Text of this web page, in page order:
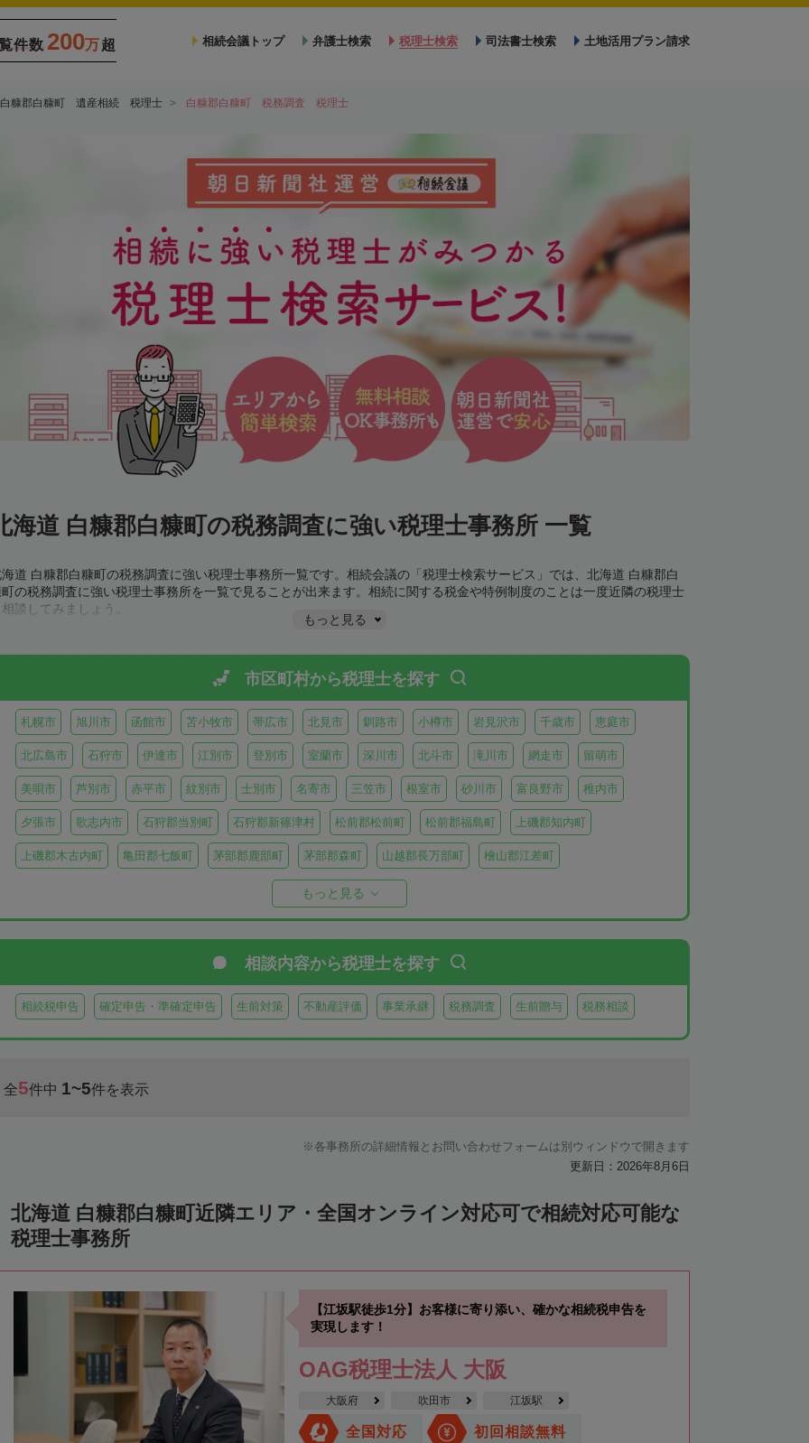
件数 200万超 相続会議トップ 弁護士検索 税理士検索 司法書士検索 土地活用プラン請求
白糠郡白糠町 遺産相続 税理士 白糠郡白糠町 税務調査 税理士
海道 白糠郡白糠町の税務調査に強い税理士事務所 一覧
道 白糠郡白糠町の税務調査に強い税理士事務所一覧です。相続会議の「税理士検索サービス」では、北海道 白糠郡白
の税務調査に強い税理士事務所を一覧で見ることが出来ます。相続に関する税金や特例制度のことは一度近隣の税理士
談してみましょう。
もっと見る
市区町村から税理士を探す
札幌市 旭川市 函館市 苫小牧市 帯広市 北見市 釧路市 小樽市 岩見沢市 千歳市 恵庭市
北広島市 石狩市 伊達市 江別市 登別市 室蘭市 深川市 北斗市 滝川市 網走市 留萌市
美唄市 芦別市 赤平市 紋別市 士別市 名寄市 三笠市 根室市 砂川市 富良野市 稚内市
夕張市 歌志内市 石狩郡当別町 石狩郡新篠津村 松前郡松前町 松前郡福島町 上磯郡知内町
上磯郡木古内町 亀田郡七飯町 茅部郡鹿部町 茅部郡森町 山越郡長万部町 檜山郡江差町
奥尻郡奥尻町
島牧郡島牧村 寿都郡寿都町 寿都郡黒松内町 磯谷郡蘭越町 虻田郡ニセコ町 虻田郡倶知安町
虻田郡喜茂別町 虻田郡京極町 虻田郡豊浦町
岩内郡共和町 岩内郡岩内町 二海郡八雲町 古宇郡泊村 古宇郡神恵内村 古平郡古平町 積丹郡積丹町
余市郡仁木町 余市郡余市町 余市郡赤井川村 空知郡南幌町 空知郡奈井江町 空知郡上砂川町
樺戸郡月形町 樺戸郡浦臼町
上川郡比布町 上川郡愛別町 上川郡上川町 上川郡東川町
中川郡美深町 中川郡音威子府村 中川郡中川町 中川郡幕別町 中川郡池田町 中川郡豊頃町
天塩郡遠別町 天塩郡天塩町 天塩郡豊富町
枝幸郡枝幸町 利尻郡利尻町
網走郡津別町 網走郡大空町 斜里郡斜里町 斜里郡清里町 斜里郡小清水町 常呂郡訓子府町
常呂郡置戸町 常呂郡佐呂間町 紋別郡遠軽町
紋別郡西興部村 紋別郡雄武町 有珠郡壮瞥町 白老郡白老町 沙流郡日高町 沙流郡平取町
もっと見る
相談内容から税理士を探す
相続税申告 確定申告・準確定申告 生前対策 不動産評価 事業承継 税務調査 生前贈与 税務相談
全5件中 1~5件を表示
各事務所の詳細情報とお問い合わせフォームは別ウィンドウで開きます
更新日：2026年8月6日
北海道 白糠郡白糠町近隣エリア・全国オンライン対応可で相続対応可能な
税理士事務所
【江坂駅徒歩1分】お客様に寄り添い、確かな相続税申告を
実現します！
OAG税理士法人 大阪
大阪府 吹田市 江坂駅
全国対応 初回相談無料